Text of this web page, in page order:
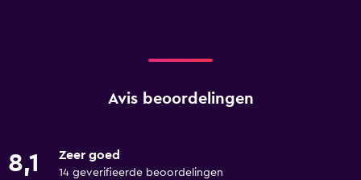
Avis beoordelingen
8,1 Zeer goed
14 geverifieerde beoordelingen